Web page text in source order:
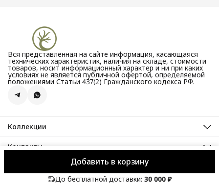
Добавить в корзину
До бесплатной доставки: 30 000 ₽
Вся представленная на сайте информация, касающаяся
технических характеристик, наличия на складе, стоимости
товаров, носит информационный характер и ни при каких
условиях не является публичной офертой, определяемой
положениями Статьи 437(2) Гражданского кодекса РФ.
Коллекции
Все новости
Акции
Контакты
Велозаводская улица, 5
Телефон
8 (995) 099-30-44
Режим работы
© 2020 - 2026 TWIGGITОплатаДоставкаПравила возврата